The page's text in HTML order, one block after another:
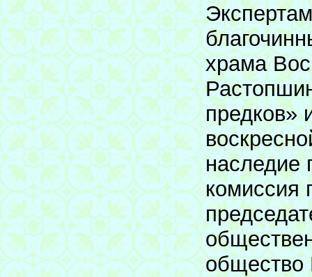
храма
предков»
наследие
комиссия
общество